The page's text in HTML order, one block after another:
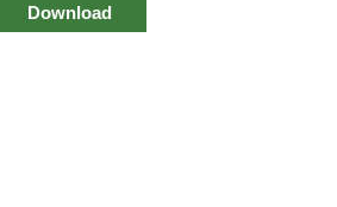
Download